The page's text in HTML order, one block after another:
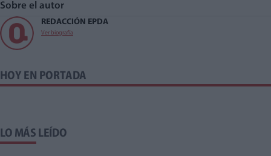
Sobre el autor
REDACCIÓN EPDA
Ver biografía
HOY EN PORTADA
LO MÁS LEÍDO